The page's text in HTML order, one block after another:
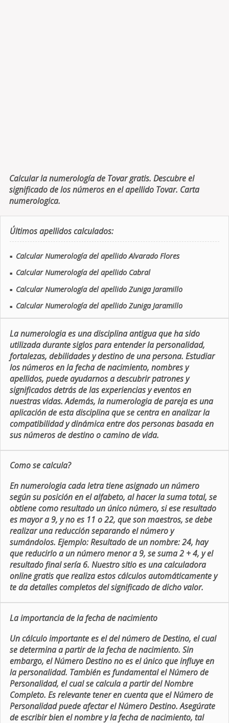
Calcular la numerología de Tovar gratis. Descubre el
significado de los números en el apellido Tovar. Carta
numerologica.
Últimos apellidos calculados:
■ Calcular Numerología del apellido Alvarado Flores
■ Calcular Numerología del apellido Cabral
■ Calcular Numerología del apellido Zuniga Jaramillo
■ Calcular Numerología del apellido Zuniga Jaramillo
La numerologia es una disciplina antigua que ha sido
utilizada durante siglos para entender la personalidad,
fortalezas, debilidades y destino de una persona. Estudiar
los números en la fecha de nacimiento, nombres y
apellidos, puede ayudarnos a descubrir patrones y
significados detrás de las experiencias y eventos en
nuestras vidas. Además, la numerologia de pareja es una
aplicación de esta disciplina que se centra en analizar la
compatibilidad y dinámica entre dos personas basada en
sus números de destino o camino de vida.
Como se calcula?
En numerologia cada letra tiene asignado un número
según su posición en el alfabeto, al hacer la suma total, se
obtiene como resultado un único número, si ese resultado
es mayor a 9, y no es 11 o 22, que son maestros, se debe
realizar una reducción separando el número y
sumándolos. Ejemplo: Resultado de un nombre: 24, hay
que reducirlo a un número menor a 9, se suma 2 + 4, y el
resultado final sería 6. Nuestro sitio es una calculadora
online gratis que realiza estos cálculos automáticamente y
te da detalles completos del significado de dicho valor.
La importancia de la fecha de nacimiento
Un cálculo importante es el del número de Destino, el cual
se determina a partir de la fecha de nacimiento. Sin
embargo, el Número Destino no es el único que influye en
la personalidad. También es fundamental el Número de
Personalidad, el cual se calcula a partir del Nombre
Completo. Es relevante tener en cuenta que el Número de
Personalidad puede afectar el Número Destino. Asegúrate
de escribir bien el nombre y la fecha de nacimiento, tal